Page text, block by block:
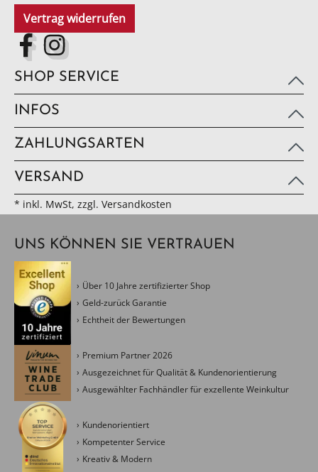
Vertrag widerrufen
SHOP SERVICE
INFOS
ZAHLUNGSARTEN
VERSAND
* inkl. MwSt, zzgl. Versandkosten
UNS KÖNNEN SIE VERTRAUEN
Über 10 Jahre zertifizierter Shop
Geld-zurück Garantie
Echtheit der Bewertungen
Premium Partner 2026
Ausgezeichnet für Qualität & Kundenorientierung
Ausgewählter Fachhändler für exzellente Weinkultur
Kundenorientiert
Kompetenter Service
Kreativ & Modern